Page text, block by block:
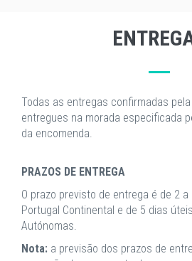
Todas as entregas confirmadas pela
entregues na morada especificada
da encomenda.
PRAZOS DE ENTREGA
O prazo previsto de entrega é de 2
Portugal Continental e de 5 dias
Autónomas.
Nota: a previsão dos prazos de